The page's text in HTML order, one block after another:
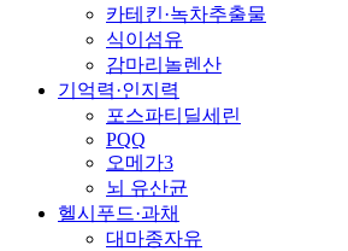
카테킨·녹차추출물
식이섬유
감마리놀렌산
기억력·인지력
포스파티딜세린
PQQ
오메가3
뇌 유산균
헬시푸드·과채
대마종자유